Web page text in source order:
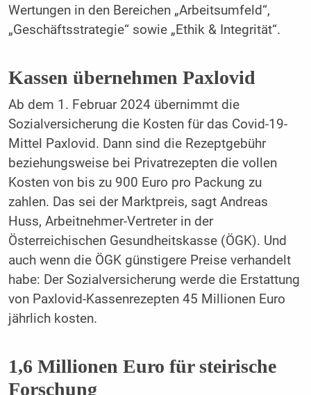
Wertungen in den Bereichen „Arbeitsumfeld“,
„Geschäftsstrategie“ sowie „Ethik & Integrität“.
Kassen übernehmen Paxlovid
Ab dem 1. Februar 2024 übernimmt die
Sozialversicherung die Kosten für das Covid-19-
Mittel Paxlovid. Dann sind die Rezeptgebühr
beziehungsweise bei Privatrezepten die vollen
Kosten von bis zu 900 Euro pro Packung zu
zahlen. Das sei der Marktpreis, sagt Andreas
Huss, Arbeitnehmer-Vertreter in der
Österreichischen Gesundheitskasse (ÖGK). Und
auch wenn die ÖGK günstigere Preise verhandelt
habe: Der Sozialversicherung werde die Erstattung
von Paxlovid-Kassenrezepten 45 Millionen Euro
jährlich kosten.
1,6 Millionen Euro für steirische
Forschung